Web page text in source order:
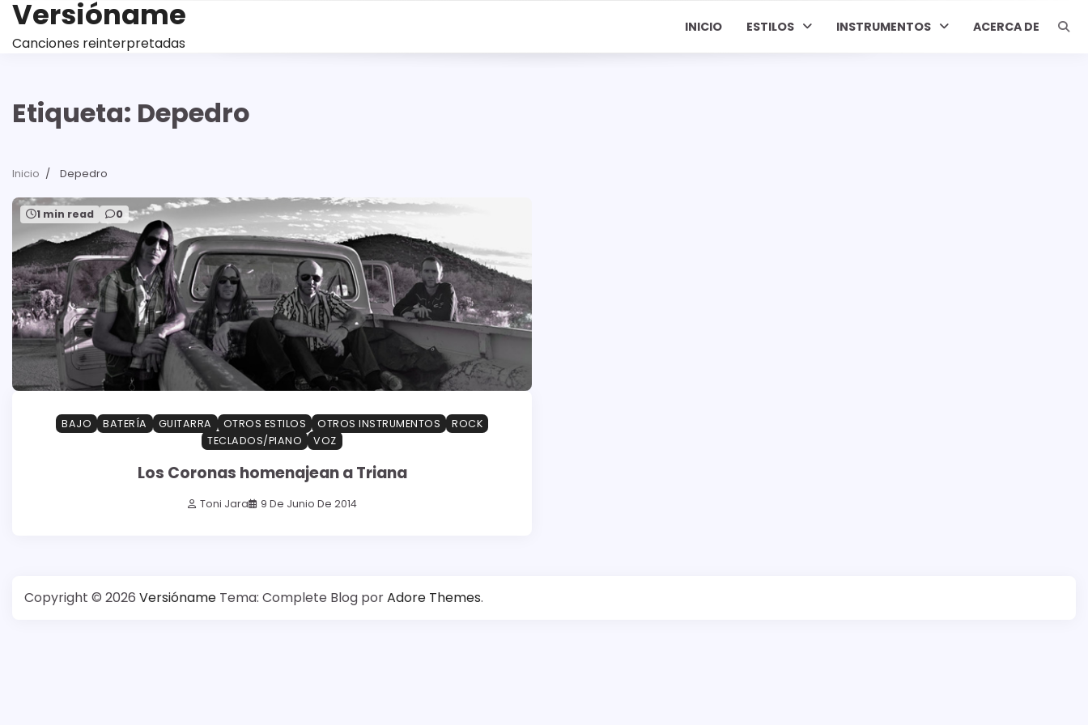
Saltar
contenido
Versióname
Canciones reinterpretadas
INICIO ESTILOS INSTRUMENTOS ACERCA DE
Etiqueta: Depedro
Inicio Depedro
1 min read 0
BAJO BATERÍA GUITARRA OTROS ESTILOS OTROS INSTRUMENTOS
ROCK
TECLADOS/PIANO
VOZ
Los Coronas homenajean a Triana
Toni Jara 9 De Junio De 2014
Copyright © 2026 Versióname Tema: Complete Blog porAdore Themes.